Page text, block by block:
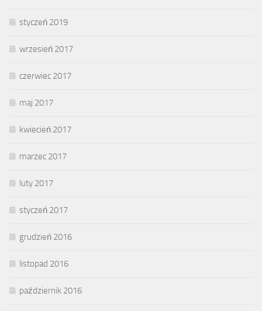
styczeń 2019
wrzesień 2017
czerwiec 2017
maj 2017
kwiecień 2017
marzec 2017
luty 2017
styczeń 2017
grudzień 2016
listopad 2016
październik 2016